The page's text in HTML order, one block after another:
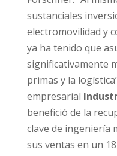
sustanciales
electromovilidad y
ya ha tenido que
significativamente
primas y la
empresarial
benefició de la
clave de ingeniería
sus ventas en un